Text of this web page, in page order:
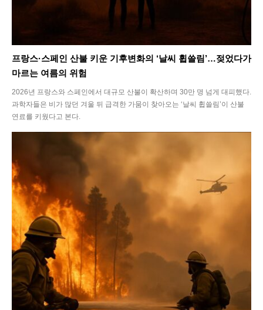
프랑스·스페인 산불 키운 기후변화의 ‘날씨 휩쓸림’…젖었다가
마르는 여름의 위험
2026년 프랑스와 스페인에서 대규모 산불이 확산하며 30만 명 넘게 대피했다.
과학자들은 비가 많던 겨울 뒤 급격한 가뭄이 찾아오는 ‘날씨 휩쓸림’이 산불
연료를 키웠다고 본다.